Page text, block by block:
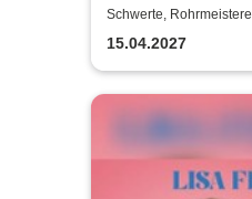
Schwerte,
15.04.2027